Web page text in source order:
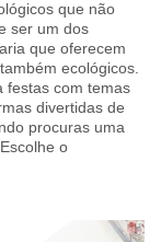
que não
ser um dos
que oferecem
ecológicos.
festas com temas
divertidas de
procuras uma
o